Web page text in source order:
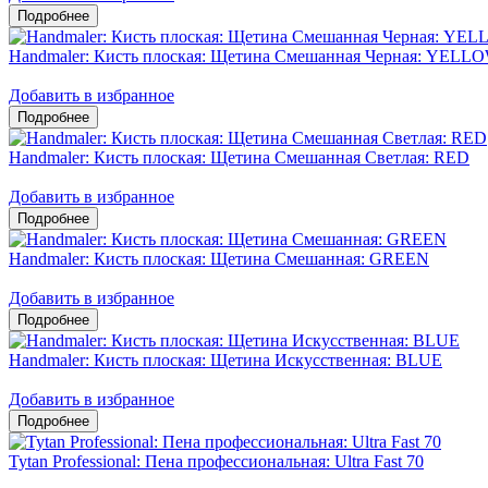
Handmaler: Кисть плоская: Щетина Смешанная Черная:
Добавить в избранное
Handmaler: Кисть плоская: Щетина Смешанная Светлая: RED
Добавить в избранное
Handmaler: Кисть плоская: Щетина Смешанная: GREEN
Добавить в избранное
Handmaler: Кисть плоская: Щетина Искусственная: BLUE
Добавить в избранное
Tytan Professional: Пена профессиональная: Ultra Fast 70